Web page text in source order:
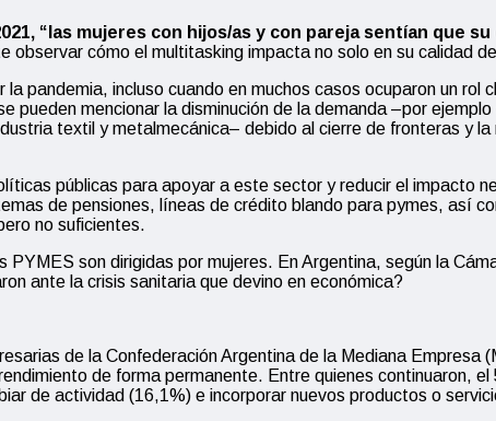
“ las mujeres con hijos/as y con pareja sentían que su
observar cómo el multitasking impacta no solo en su calidad
pandemia, incluso cuando en muchos casos ocuparon un
mencionar la disminución de la demanda –por
textil y metalmecánica– debido al cierre de fronteras y
públicas para apoyar a este sector y reducir el impacto
de pensiones, líneas de crédito blando para pymes, así
no suficientes.
son dirigidas por mujeres. En Argentina, según la
ante la crisis sanitaria que devino en económica?
de la Confederación Argentina de la Mediana
de forma permanente. Entre quienes continuaron,
de actividad (16,1%) e incorporar nuevos productos o